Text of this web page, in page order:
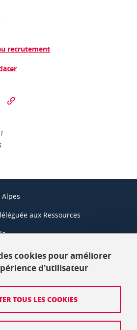
recrutement
sur Facebook
Partager sur LinkedIn
aux Ressources
cookies pour améliorer
d'utilisateur
TOUS LES COOKIES